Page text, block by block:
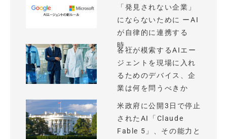
「発見されない企業」
にならないために ーAI
が自律的に連携する
時...
各社が模索するAIエー
ジェントを現場に入れ
るためのデバイス、企
業は何を問うべきか
米政府に公開3日で停止
されたAI「Claude
Fable 5」、その能力と